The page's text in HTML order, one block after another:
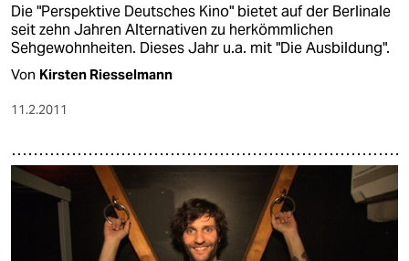
Die "Perspektive Deutsches Kino" bietet auf der Berlinale
seit zehn Jahren Alternativen zu herkömmlichen
Sehgewohnheiten. Dieses Jahr u.a. mit "Die Ausbildung".
Von Kirsten Riesselmann
11.2.2011